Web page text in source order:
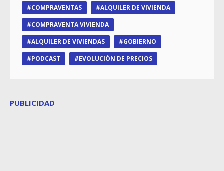
COMPRAVENTAS
ALQUILER DE VIVIENDA
COMPRAVENTA VIVIENDA
ALQUILER DE VIVIENDAS
GOBIERNO
PODCAST
EVOLUCIÓN DE PRECIOS
PUBLICIDAD